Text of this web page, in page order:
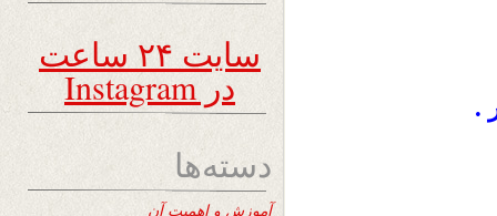
.
سایت ۲۴ ساعت
در Instagram
دسته‌ها
آموزش و اهمیت آن